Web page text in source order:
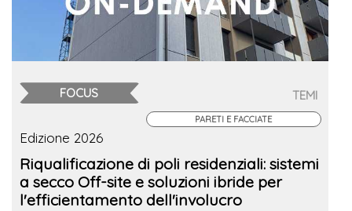
FOCUS TEMI
PARETI E FACCIATE
Edizione 2026
Riqualificazione di poli residenziali: sistemi
a secco Off-site e soluzioni ibride per
l'efficientamento dell'involucro